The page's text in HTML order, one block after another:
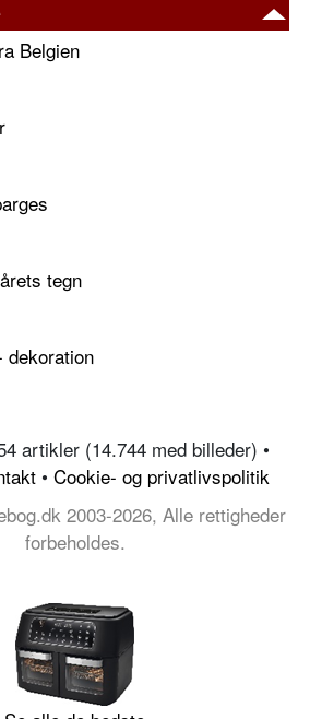
Belgien
tegn
dekoration
artikler (14.744 med billeder) •
• Cookie- og privatlivspolitik
2003-2026, Alle rettigheder
forbeholdes.